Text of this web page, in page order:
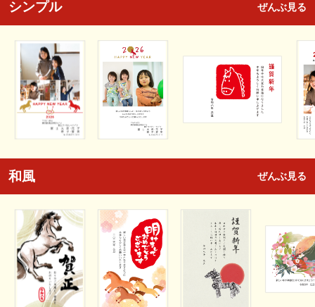
シンプル ぜんぶ見る
和風 ぜんぶ見る